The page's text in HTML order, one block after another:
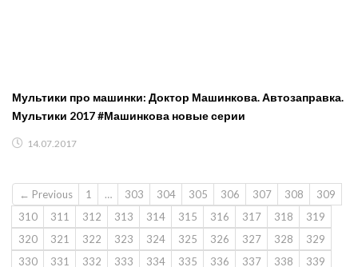
Мультики про машинки: Доктор Машинкова. Автозаправка.
Мультики 2017 #Машинкова новые серии
14.07.2017
← Previous 1 … 303 304 305 306 307 308
309
310
311 312 313 314 315 316 317 318
319
320
321 322 323 324 325 326 327 328
329
330
331 332 333 334 335 336 337 338
339